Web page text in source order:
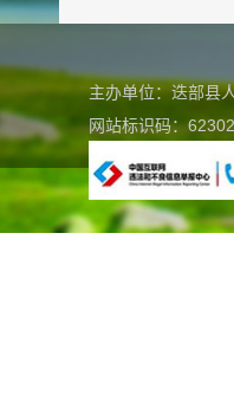
主办单位：迭部
网站标识码：